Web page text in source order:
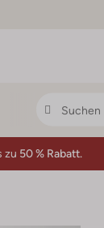
zu 50 % Rabatt.